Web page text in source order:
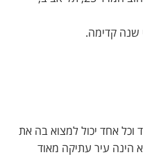
שנה קדימה.
וכל אחד יכול למצוא בה את
הינה עיר עתיקה מאוד